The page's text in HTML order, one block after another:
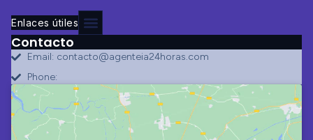
Enlaces útiles
Contacto
Email: contacto@agenteia24horas.com
Phone: